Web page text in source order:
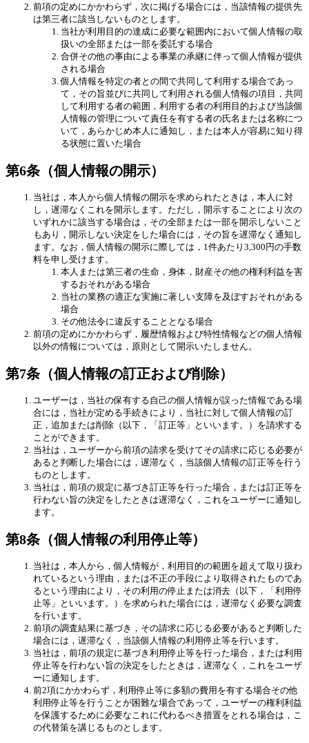
前項の定めにかかわらず，次に掲げる場合には，当該情報の提供先
は第三者に該当しないものとします。
当社が利用目的の達成に必要な範囲内において個人情報の取
扱いの全部または一部を委託する場合
合併その他の事由による事業の承継に伴って個人情報が提供
される場合
個人情報を特定の者との間で共同して利用する場合であっ
て，その旨並びに共同して利用される個人情報の項目，共同
して利用する者の範囲，利用する者の利用目的および当該個
人情報の管理について責任を有する者の氏名または名称につ
いて，あらかじめ本人に通知し，または本人が容易に知り得
る状態に置いた場合
第6条（個人情報の開示）
当社は，本人から個人情報の開示を求められたときは，本人に対
し，遅滞なくこれを開示します。ただし，開示することにより次の
いずれかに該当する場合は，その全部または一部を開示しないこと
もあり，開示しない決定をした場合には，その旨を遅滞なく通知し
ます。なお，個人情報の開示に際しては，1件あたり3,300円の手数
料を申し受けます。
本人または第三者の生命，身体，財産その他の権利利益を害
するおそれがある場合
当社の業務の適正な実施に著しい支障を及ぼすおそれがある
場合
その他法令に違反することとなる場合
前項の定めにかかわらず，履歴情報および特性情報などの個人情報
以外の情報については，原則として開示いたしません。
第7条（個人情報の訂正および削除）
ユーザーは，当社の保有する自己の個人情報が誤った情報である場
合には，当社が定める手続きにより，当社に対して個人情報の訂
正，追加または削除（以下，「訂正等」といいます。）を請求する
ことができます。
当社は，ユーザーから前項の請求を受けてその請求に応じる必要が
あると判断した場合には，遅滞なく，当該個人情報の訂正等を行う
ものとします。
当社は，前項の規定に基づき訂正等を行った場合，または訂正等を
行わない旨の決定をしたときは遅滞なく，これをユーザーに通知し
ます。
第8条（個人情報の利用停止等）
当社は，本人から，個人情報が，利用目的の範囲を超えて取り扱わ
れているという理由，または不正の手段により取得されたものであ
るという理由により，その利用の停止または消去（以下，「利用停
止等」といいます。）を求められた場合には，遅滞なく必要な調査
を行います。
前項の調査結果に基づき，その請求に応じる必要があると判断した
場合には，遅滞なく，当該個人情報の利用停止等を行います。
当社は，前項の規定に基づき利用停止等を行った場合，または利用
停止等を行わない旨の決定をしたときは，遅滞なく，これをユーザ
ーに通知します。
前2項にかかわらず，利用停止等に多額の費用を有する場合その他
利用停止等を行うことが困難な場合であって，ユーザーの権利利益
を保護するために必要なこれに代わるべき措置をとれる場合は，こ
の代替策を講じるものとします。